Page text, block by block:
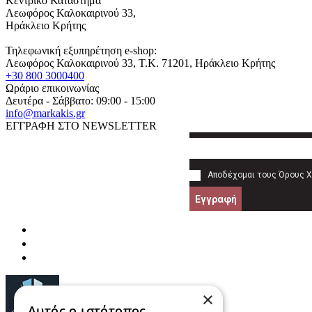
Λεωφόρος Καλοκαιρινού 33,
Ηράκλειο Κρήτης
Τηλεφωνική εξυπηρέτηση e-shop:
Λεωφόρος Καλοκαιρινού 33, T.K. 71201, Ηράκλειο Κρήτης
+30 800 3000400
Ωράριο επικοινωνίας
Δευτέρα - Σάββατο: 09:00 - 15:00
info@markakis.gr
ΕΓΓΡΑΦΗ ΣΤΟ NEWSLETTER
Αποδέχομαι τους Όρους
Εγγραφή
×